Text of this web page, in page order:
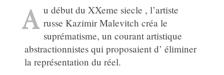
A u début du XXeme siecle , l’artiste
russe Kazimir Malevitch créa le
suprématisme, un courant artistique
abstractionnistes qui proposaient d’ éliminer
la représentation du réel.